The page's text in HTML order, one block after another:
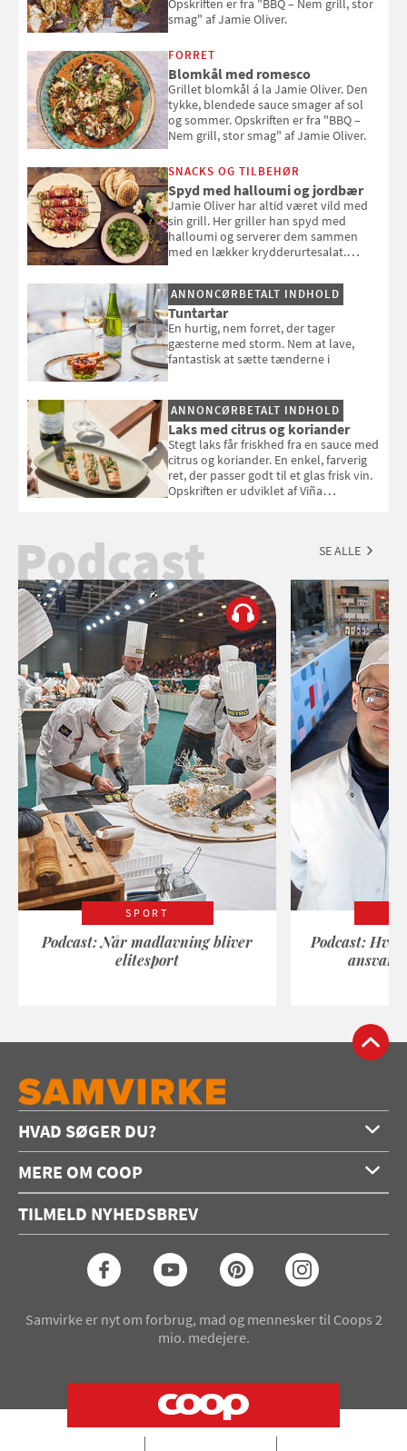
Opskriften er fra "BBQ – Nem grill, stor
smag" af Jamie Oliver.
FORRET
Blomkål med romesco
Grillet blomkål á la Jamie Oliver. Den
tykke, blendede sauce smager af sol
og sommer. Opskriften er fra "BBQ –
Nem grill, stor smag" af Jamie Oliver.
SNACKS OG TILBEHØR
Spyd med halloumi og jordbær
Jamie Oliver har altid været vild med
sin grill. Her griller han spyd med
halloumi og serverer dem sammen
med en lækker krydderurtesalat.
smag" af Jamie Oliver.
ANNONCØRBETALT INDHOLD
Tuntartar
En hurtig, nem forret, der tager
gæsterne med storm. Nem at lave,
fantastisk at sætte tænderne i
ANNONCØRBETALT INDHOLD
Laks med citrus og koriander
Stegt laks får friskhed fra en sauce med
citrus og koriander. En enkel, farverig
ret, der passer godt til et glas frisk vin.
Opskriften er udviklet af Viña
Podcast SE ALLE
SPORT
Podcast: Når madlavning bliver
elitesport
Podcast:
HVAD SØGER DU?
Opskrifter
Konkurrencer
Seneste Samvirke-magasin
MERE OM COOP
Annoncering
Coop medlem
TILMELD NYHEDSBREV
Samvirke er nyt om forbrug, mad og mennesker til Coops 2
mio. medejere.